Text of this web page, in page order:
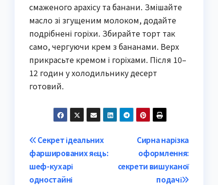
смаженого арахісу та банани. Змішайте
масло зі згущеним молоком, додайте
подрібнені горіхи. Збирайте торт так
само, чергуючи крем з бананами. Верх
прикрасьте кремом і горіхами. Після 10–
12 годин у холодильнику десерт
готовий.
Post
navigation
Сирна нарізка
оформлення:
секрети вишуканої
подачі
Секрет ідеальних
фаршированих яєць:
шеф-кухарі
одностайні